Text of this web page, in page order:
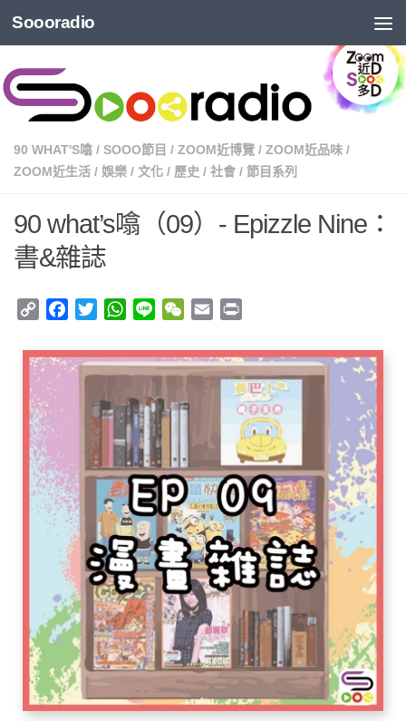
Soooradio
90 WHAT'S噏 / SOOO節目 / ZOOM近博覽 / ZOOM近品味 /
ZOOM近生活 / 娛樂 / 文化 / 歷史 / 社會 / 節目系列
90 what’s噏（09）- Epizzle Nine：
書&雜誌
Copy
Facebook
TwitterWhatsApp
Line WeChat
Email